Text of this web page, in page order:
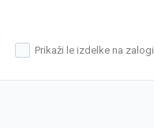
Prikaži le izdelke na zalogi